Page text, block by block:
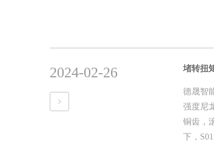
2024-02-26 堵转扭
德晟智
强度尼
铜齿，
下，